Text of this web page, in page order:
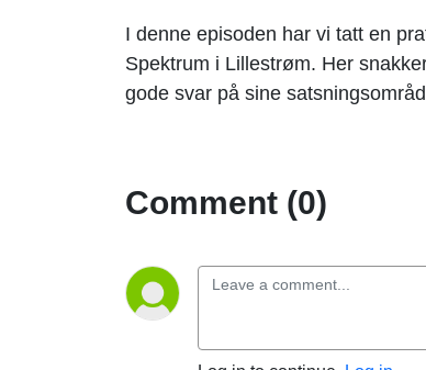
I denne episoden har vi tatt en
Spektrum i Lillestrøm. Her
gode svar på sine
Comment (0)